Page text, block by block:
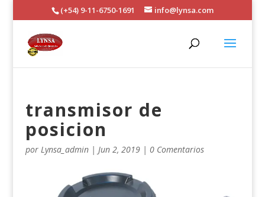
(+54) 9-11-6750-1691 info@lynsa.com
transmisor de
posicion
por Lynsa_admin| Jun 2, 2019| 0 Comentarios